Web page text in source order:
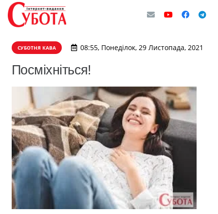
СУБОТНЯ КАВА 08:55, Понеділок, 29 Листопада, 2021
Посміхніться!